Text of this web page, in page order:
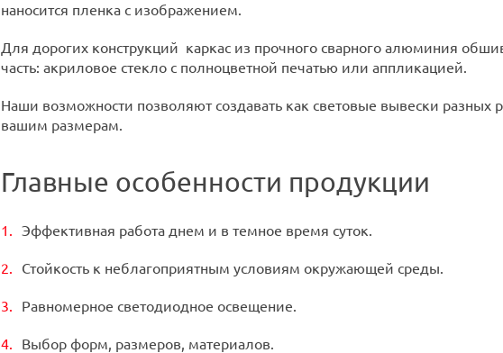
наносится пленка с изображением.
Для дорогих конструкций каркас из прочного сварного алюминия
часть: акриловое стекло с полноцветной печатью или аппликацией.
Наши возможности позволяют создавать как световые вывески разных
вашим размерам.
Главные особенности продукции
Эффективная работа днем и в темное время суток.
Стойкость к неблагоприятным условиям окружающей среды.
Равномерное светодиодное освещение.
Выбор форм, размеров, материалов.